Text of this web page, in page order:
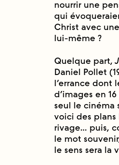
nourrir une
qui
Christ avec
lui-même ?
Quelque part,
Daniel Pollet
l’errance dont
d’images en
seul le
voici des plans
rivage… puis,
le mot
le sens sera la